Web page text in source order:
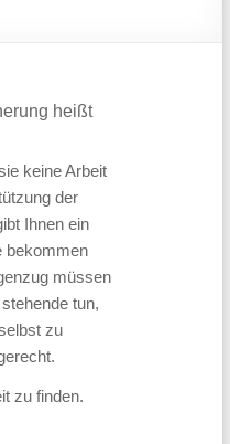
heißt
keine Arbeit
der
Ihnen ein
bekommen
müssen
tun,
zu
zu finden.